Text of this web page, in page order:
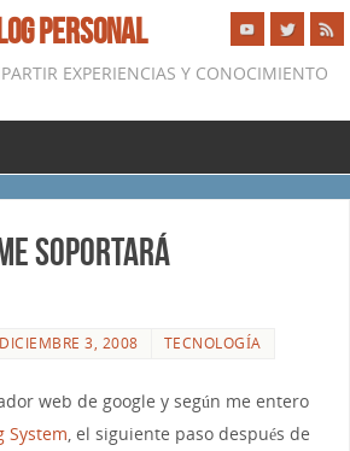
PERSONAL
EXPERIENCIAS Y CONOCIMIENTO
soportará
DICIEMBRE 3, 2008 TECNOLOGÍA
web de google y según me entero
System , el siguiente paso después de